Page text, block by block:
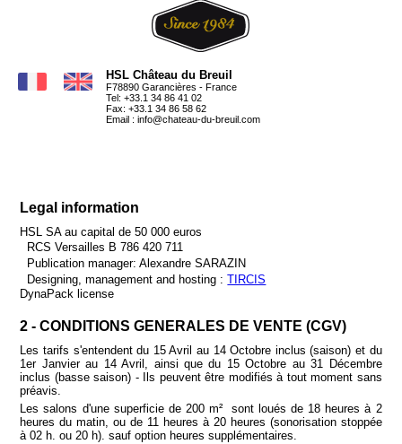
HSL Château du Breuil
F78890 Garancières - France
Tel: +33.1 34 86 41 02
Fax: +33.1 34 86 58 62
Email : info@chateau-du-breuil.com
Legal information
HSL SA au capital de 50 000 euros
RCS Versailles B 786 420 711
Publication manager: Alexandre SARAZIN
Designing, management and hosting :TIRCIS
DynaPack license
2 - CONDITIONS GENERALES DE VENTE (CGV)
Les tarifs s'entendent du 15 Avril au 14 Octobre inclus (saison) et du
1er Janvier au 14 Avril, ainsi que du 15 Octobre au 31 Décembre
inclus (basse saison) - Ils peuvent être modifiés à tout moment sans
préavis.
Les salons d'une superficie de 200 m² sont loués de 18 heures à 2
heures du matin, ou de 11 heures à 20 heures (sonorisation stoppée
à 02 h. ou 20 h). sauf option heures supplémentaires.